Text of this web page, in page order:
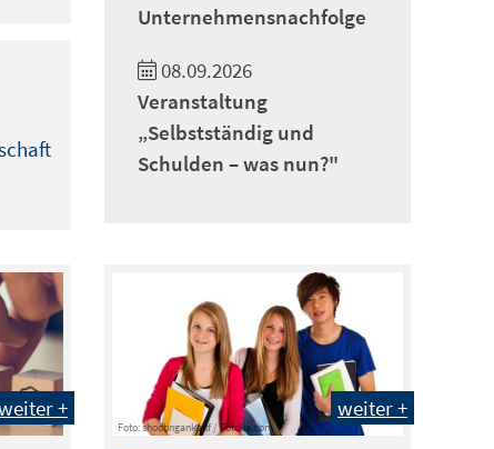
Unternehmensnachfolge
08.09.2026
Veranstaltung
„Selbstständig und
Schulden – was nun?"
+
Foto: shootingankauf / Fotolia.com
weiter +